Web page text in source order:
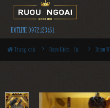
HOTLINE 0972.12345.1
Trang chủ Rượu Hiếm - Cũ